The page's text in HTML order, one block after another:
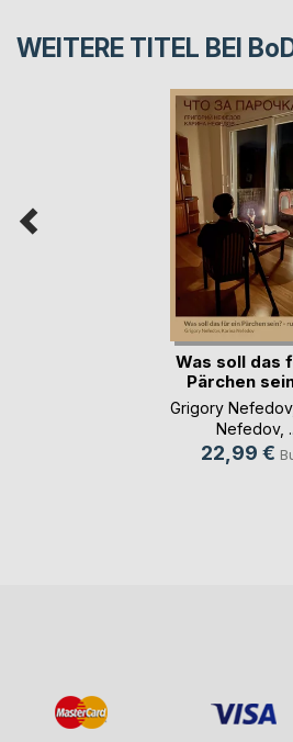
WEITERE TITEL BEI
Was soll das
Pärchen
Grigory Nefedov
Nefedov,
22,99 €